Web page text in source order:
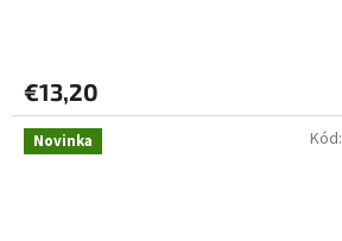
€13,20
Novinka Kód: